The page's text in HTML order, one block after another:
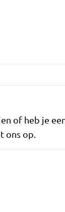
of heb je
ons op.